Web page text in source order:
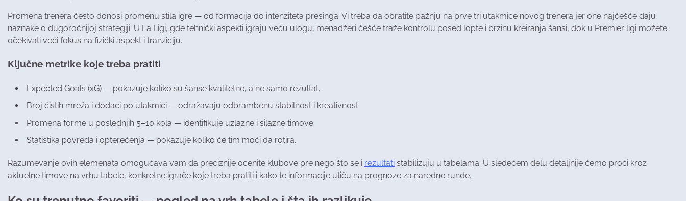
Promena trenera često donosi promenu stila igre — od formacija do intenziteta presinga. Vi treba da obratite pažnju na prve tri utakmice novog trenera jer one najčešće daju
naznake o dugoročnijoj strategiji. U La Ligi, gde tehnički aspekti igraju veću ulogu, menadžeri češće traže kontrolu posed lopte i brzinu kreiranja šansi, dok u Premier ligi možete
očekivati veći fokus na fizički aspekt i tranziciju.
Ključne metrike koje treba pratiti
Expected Goals (xG) — pokazuje koliko su šanse kvalitetne, a ne samo rezultat.
Broj čistih mreža i dodaci po utakmici — odražavaju odbrambenu stabilnost i kreativnost.
Promena forme u poslednjih 5–10 kola — identifikuje uzlazne i silazne timove.
Statistika povreda i opterećenja — pokazuje koliko će tim moći da rotira.
Razumevanje ovih elemenata omogućava vam da preciznije ocenite klubove pre nego što se i rezultati stabilizuju u tabelama. U sledećem delu detaljnije ćemo proći kroz
aktuelne timove na vrhu tabele, konkretne igrače koje treba pratiti i kako te informacije utiču na prognoze za naredne runde.